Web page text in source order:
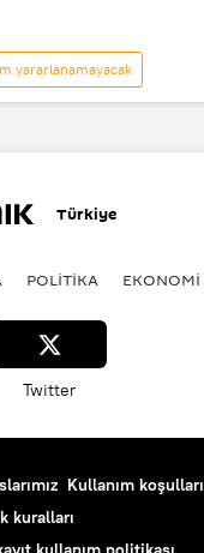
yararlanamayacak
YÖK
Türkiye
POLİTİKA EKONOMİ
Twitter
Kullanım koşulları
kuralları